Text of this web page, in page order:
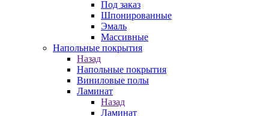
Под заказ
Шпонированные
Эмаль
Массивные
Напольные покрытия
Назад
Напольные покрытия
Виниловые полы
Ламинат
Назад
Ламинат